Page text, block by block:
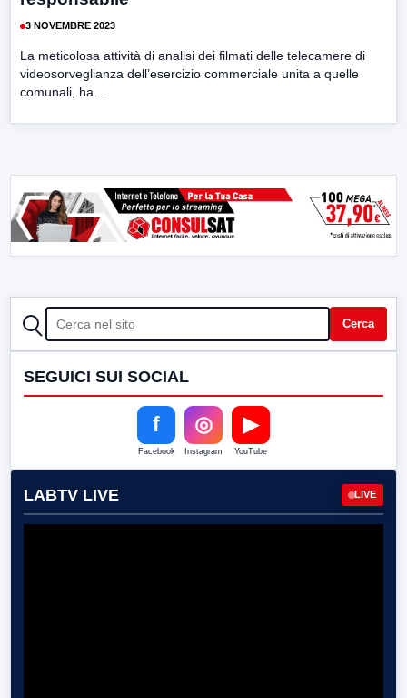
3 NOVEMBRE 2023
La meticolosa attività di analisi dei filmati delle telecamere di
videosorveglianza dell’esercizio commerciale unita a quelle
comunali, ha...
CERCA Cerca
SEGUICI SUI SOCIAL
f
Facebook
◎
Instagram
▶
YouTube
LABTV LIVE LIVE